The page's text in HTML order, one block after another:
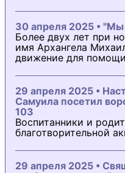
30 апреля 2025 •
Более двух лет при
имя Архангела
движение для
29 апреля 2025 •
Самуила посетил
103
Воспитанники и
благотворительной
29 апреля 2025 •